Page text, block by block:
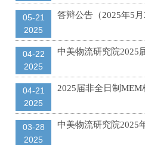
05-21
2025
答辩公告（2025年5月
04-22
2025
04-21
2025
2025届非全日制
03-28
2025